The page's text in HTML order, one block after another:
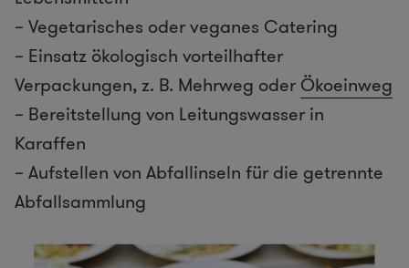
– Vegetarisches oder veganes Catering
– Einsatz ökologisch vorteilhafter
Verpackungen, z. B. Mehrweg oder Ökoeinweg
– Bereitstellung von Leitungswasser in
Karaffen
– Aufstellen von Abfallinseln für die getrennte
Abfallsammlung